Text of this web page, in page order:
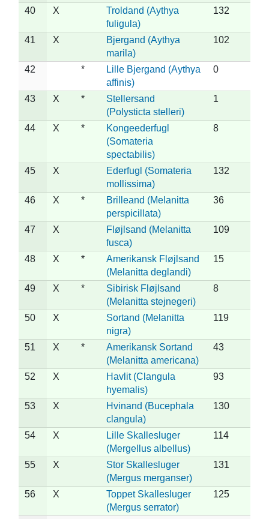
40 X
Troldand (Aythya
fuligula)
132
41 X
Bjergand (Aythya
marila)
102
42 *
Lille Bjergand (Aythya
affinis)
0
43 X *
Stellersand
(Polysticta stelleri)
1
44 X *
Kongeederfugl
(Somateria
spectabilis)
8
45 X
Ederfugl (Somateria
mollissima)
132
46 X *
Brilleand (Melanitta
perspicillata)
36
47 X
Fløjlsand (Melanitta
fusca)
109
48 X *
Amerikansk Fløjlsand
(Melanitta deglandi)
15
49 X *
Sibirisk Fløjlsand
(Melanitta stejnegeri)
8
50 X
Sortand (Melanitta
nigra)
119
51 X *
Amerikansk Sortand
(Melanitta americana)
43
52 X
Havlit (Clangula
hyemalis)
93
53 X
Hvinand (Bucephala
clangula)
130
54 X
Lille Skallesluger
(Mergellus albellus)
114
55 X
Stor Skallesluger
(Mergus merganser)
131
56 X
Toppet Skallesluger
(Mergus serrator)
125